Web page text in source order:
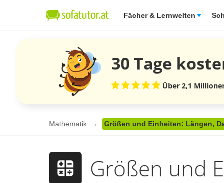
Fächer & Lernwelten
30 Tage
Über 2,1
Mathematik Größen und Einheiten: Längen,
Größen und